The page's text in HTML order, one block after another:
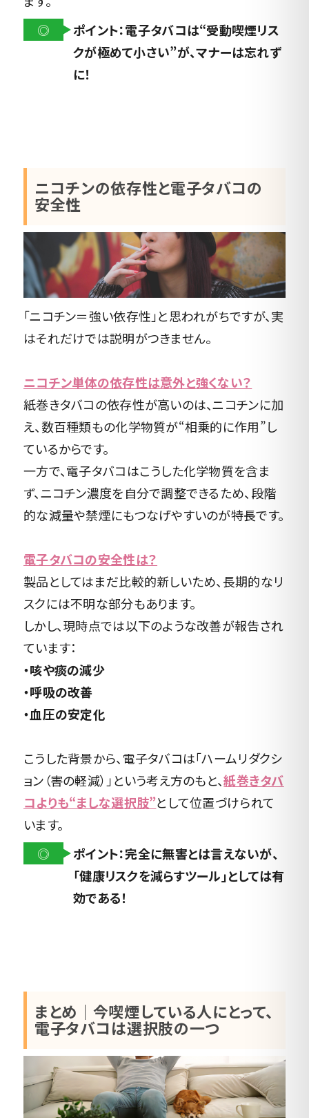
◎
ポイント：電子タバコは“受動喫煙リス
クが極めて小さい”が、マナーは忘れず
に！
ニコチンの依存性と電子タバコの
安全性
「ニコチン＝強い依存性」と思われがちですが、実
はそれだけでは説明がつきません。
ニコチン単体の依存性は意外と強くない？
紙巻きタバコの依存性が高いのは、ニコチンに加
え、数百種類もの化学物質が“相乗的に作用”し
ているからです。
一方で、電子タバコはこうした化学物質を含ま
ず、ニコチン濃度を自分で調整できるため、段階
的な減量や禁煙にもつなげやすいのが特長です。
電子タバコの安全性は？
製品としてはまだ比較的新しいため、長期的なリ
スクには不明な部分もあります。
しかし、現時点では以下のような改善が報告され
ています：
・咳や痰の減少
・呼吸の改善
・血圧の安定化
こうした背景から、電子タバコは「ハームリダクシ
ョン（害の軽減）」という考え方のもと、紙巻きタバ
コよりも“ましな選択肢”として位置づけられて
います。
◎
ポイント：完全に無害とは言えないが、
「健康リスクを減らすツール」としては有
効である！
まとめ｜今喫煙している人にとって、
電子タバコは選択肢の一つ